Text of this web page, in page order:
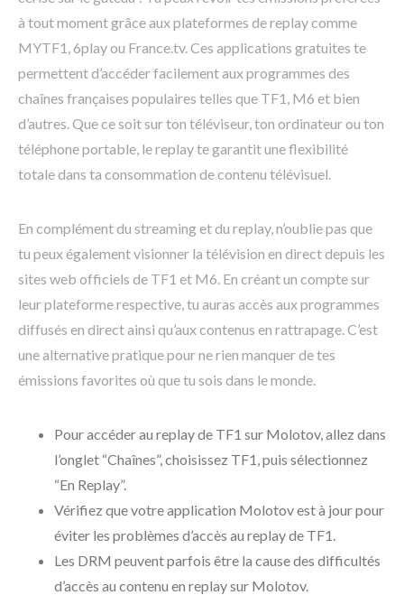
à tout moment grâce aux plateformes de replay comme
MYTF1, 6play ou France.tv. Ces applications gratuites te
permettent d’accéder facilement aux programmes des
chaînes françaises populaires telles que TF1, M6 et bien
d’autres. Que ce soit sur ton téléviseur, ton ordinateur ou ton
téléphone portable, le replay te garantit une flexibilité
totale dans ta consommation de contenu télévisuel.
En complément du streaming et du replay, n’oublie pas que
tu peux également visionner la télévision en direct depuis les
sites web officiels de TF1 et M6. En créant un compte sur
leur plateforme respective, tu auras accès aux programmes
diffusés en direct ainsi qu’aux contenus en rattrapage. C’est
une alternative pratique pour ne rien manquer de tes
émissions favorites où que tu sois dans le monde.
Pour accéder au replay de TF1 sur Molotov, allez dans
l’onglet “Chaînes”, choisissez TF1, puis sélectionnez
“En Replay”.
Vérifiez que votre application Molotov est à jour pour
éviter les problèmes d’accès au replay de TF1.
Les DRM peuvent parfois être la cause des difficultés
d’accès au contenu en replay sur Molotov.